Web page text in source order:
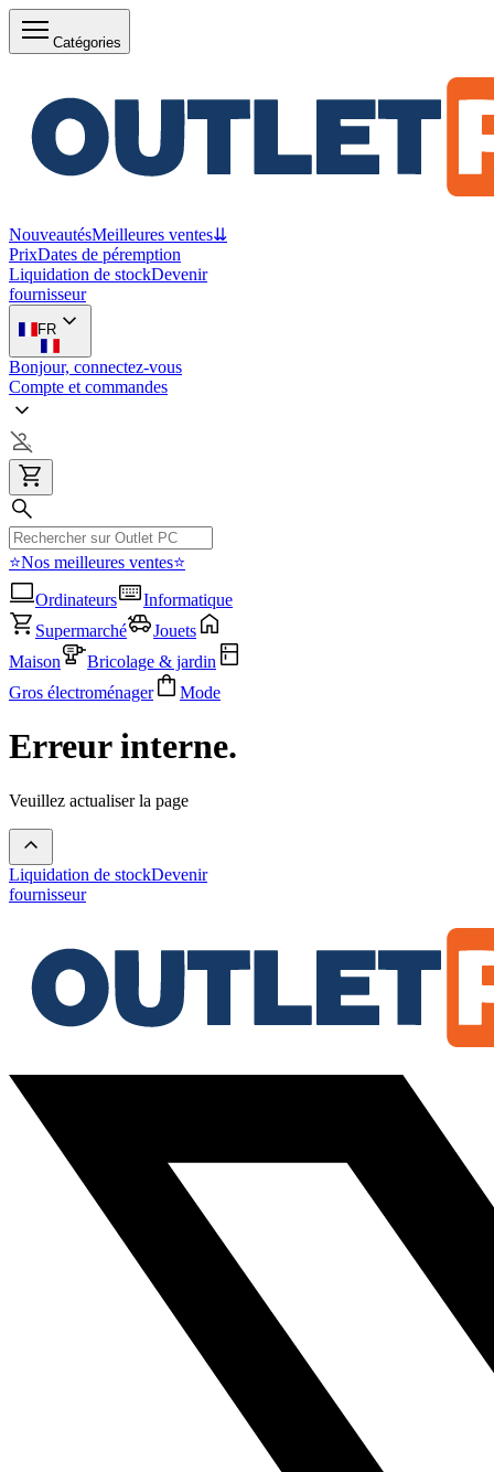
Catégories
NouveautésMeilleures ventes⇊
PrixDates de péremption
Liquidation de stockDevenir
fournisseur
FR
Bonjour, connectez-vous
Compte et commandes
⭐Nos meilleures ventes⭐
Ordinateurs
Informatique
Supermarché
Jouets
Maison
Bricolage & jardin
Gros électroménager
Mode
Erreur interne.
Veuillez actualiser la page
Liquidation de stockDevenir
fournisseur